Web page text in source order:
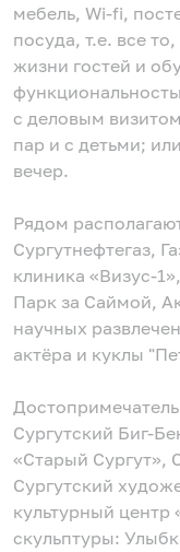
мебель, Wi-fi,
посуда, т.е. все
жизни гостей и
с деловым
пар и с детьми; или просто провести романтический
вечер.
Рядом
Сургутнефтегаз,
клиника «Визус-
Парк за Саймой,
научных
актёра и куклы
Сургутский Биг-
«Старый Сургут»,
Сургутский
культурный центр
скульптуры: